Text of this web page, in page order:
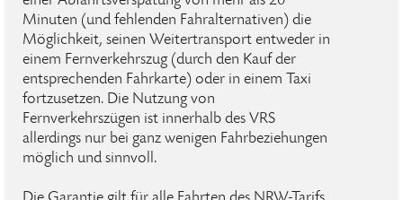
Minuten (und fehlenden Fahralternativen) die
Möglichkeit, seinen Weitertransport entweder in
einem Fernverkehrszug (durch den Kauf der
entsprechenden Fahrkarte) oder in einem Taxi
fortzusetzen. Die Nutzung von
Fernverkehrszügen ist innerhalb des VRS
allerdings nur bei ganz wenigen Fahrbeziehungen
möglich und sinnvoll.